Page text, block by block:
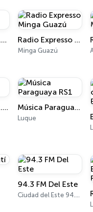
Radio Amor 95.9 FM Radio Expresso Minga Guazú
Minga Guazú
Radio Vibras 92.7 FM Música Paraguaya RS1
Luque
94.3 FM Del Este
Ciudad del Este 94.3 FM